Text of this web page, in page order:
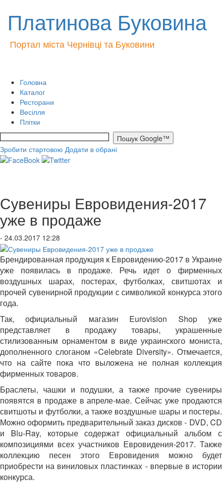
Платинова Буковина
Портал міста Чернівці та Буковини
Головна
Каталог
Ресторани
Весілля
Плітки
Зробити стартовою Додати в обрані
Сувениры Евровидения-2017
уже в продаже
- 24.03.2017 12:28
Брендированная продукция к Евровидению-2017 в Украине
уже появилась в продаже. Речь идет о фирменных
воздушных шарах, постерах, футболках, свитшотах и
прочей сувенирной продукции с символикой конкурса этого
года.
Так, официальный магазин Eurovision Shop уже
представляет в продажу товары, украшенные
стилизованным орнаментом в виде украинского мониста,
дополненного слоганом «Celebrate Diversity». Отмечается,
что на сайте пока что выложена не полная коллекция
фирменных товаров.
Браслеты, чашки и подушки, а также прочие сувениры
появятся в продаже в апреле-мае. Сейчас уже продаются
свитшоты и футболки, а также воздушные шары и постеры.
Можно оформить предварительный заказ дисков - DVD, CD
и Blu-Ray, которые содержат официальный альбом с
композициями всех участников Евровидения-2017. Также
коллекцию песен этого Евровидения можно будет
приобрести на виниловых пластинках - впервые в истории
конкурса.